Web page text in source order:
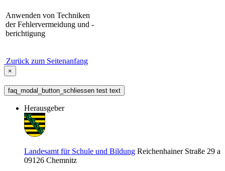
Anwenden von Techniken
der Fehlervermeidung und -
berichtigung
Zurück zum Seitenanfang
×
faq_modal_button_schliessen test text
Herausgeber
Landesamt für Schule und Bildung Reichenhainer Straße 29 a
09126 Chemnitz